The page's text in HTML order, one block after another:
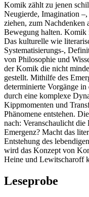
Komik zählt zu jenen
Neugierde, Imagination
ziehen, zum Nachdenken
Bewegung halten. Komik
Das kulturelle wie
Systematisierungs-,
von Philosophie und
der Komik die nicht
gestellt. Mithilfe des
determinierte Vorgänge
durch eine komplexe
Kippmomenten und
Phänomene entstehen.
nach: Veranschaulicht
Emergenz? Macht das
Entstehung des
wird das Konzept von
Heine und Lewitscharoff
Leseprobe